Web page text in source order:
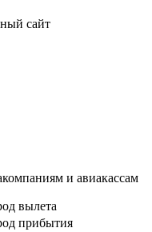
сайт
и авиакассам
вылета
прибытия